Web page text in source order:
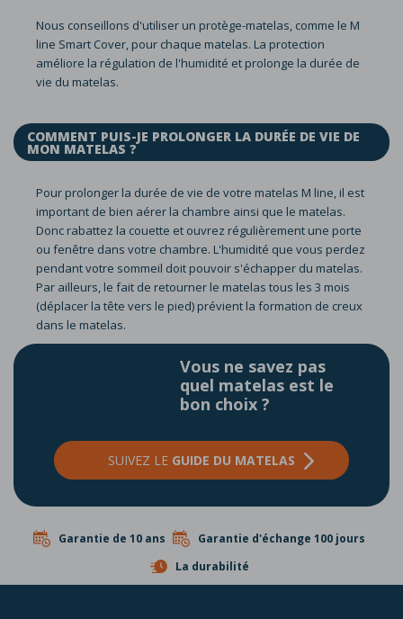
Nous conseillons d'utiliser un protège-matelas, comme le M
line Smart Cover, pour chaque matelas. La protection
améliore la régulation de l'humidité et prolonge la durée de
vie du matelas.
COMMENT PUIS-JE PROLONGER LA DURÉE DE VIE DE
MON MATELAS ?
Pour prolonger la durée de vie de votre matelas M line, il est
important de bien aérer la chambre ainsi que le matelas.
Donc rabattez la couette et ouvrez régulièrement une porte
ou fenêtre dans votre chambre. L'humidité que vous perdez
pendant votre sommeil doit pouvoir s'échapper du matelas.
Par ailleurs, le fait de retourner le matelas tous les 3 mois
(déplacer la tête vers le pied) prévient la formation de creux
dans le matelas.
Vous ne savez pas
quel matelas est le
bon choix ?
SUIVEZ LE GUIDE DU MATELAS
Garantie de 10 ans
Garantie d'échange 100 jours
La durabilité